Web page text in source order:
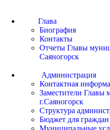
Глава
Биография
Контакты
Отчеты Главы
Саяногорск
Администрация
Контактная
Заместители Главы
г.Саяногорск
Структура
Бюджет для граждан